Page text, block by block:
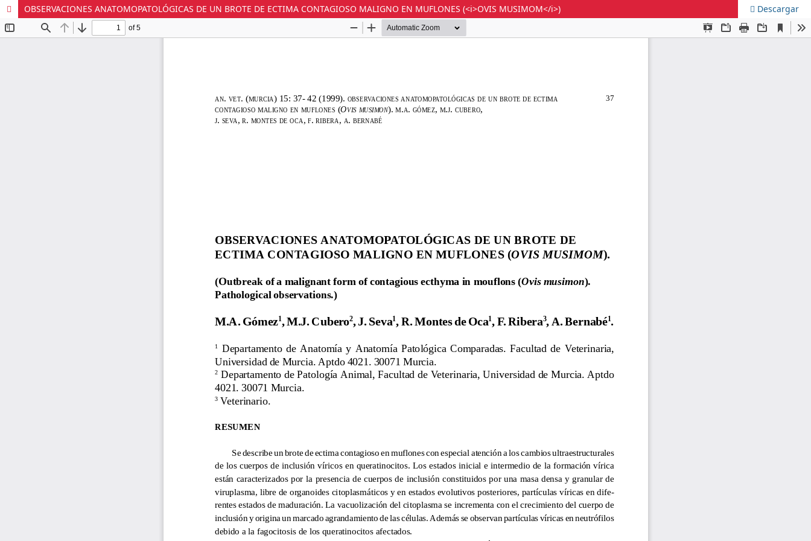
OBSERVACIONES ANATOMOPATOLÓGICAS DE UN BROTE DE ECTIMA CONTAGIOSO MALIGNO EN MUFLONES (<i>OVIS MUSIMOM</i>) Descargar